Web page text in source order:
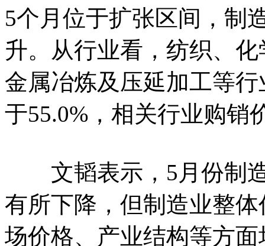
5个月位于扩张区间，制
升。从行业看，纺织、
金属冶炼及压延加工等
于55.0%，相关行业购销
文韬表示，5月份制造
有所下降，但制造业整
场价格、产业结构等方